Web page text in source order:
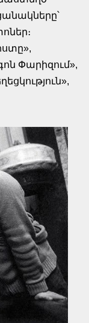
Փարիզում»,